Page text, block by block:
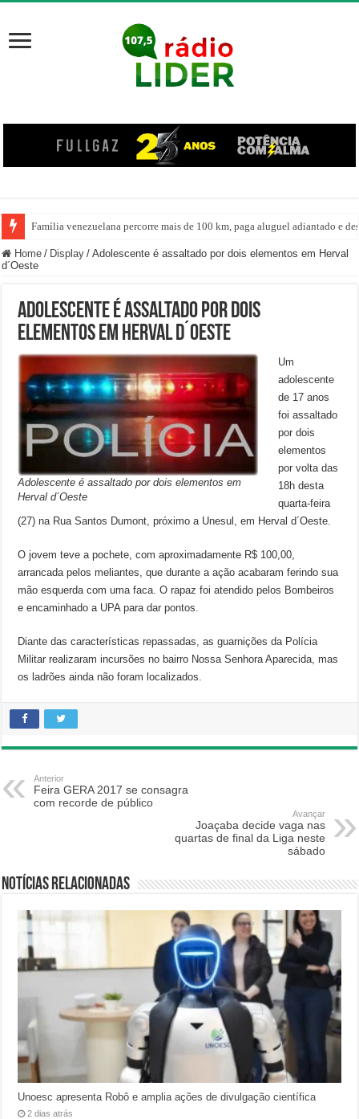
Família venezuelana percorre mais de 100 km, paga aluguel adiantado e
Home / Display / Adolescente é assaltado por dois elementos em Herval
d´Oeste
Adolescente é assaltado por dois
elementos em Herval d´Oeste
Adolescente é assaltado por dois elementos em
Herval d´Oeste
Um
adolescente
de 17 anos
foi assaltado
por dois
elementos
por volta das
18h desta
quarta-feira
(27) na Rua Santos Dumont, próximo a Unesul, em Herval d´Oeste.
O jovem teve a pochete, com aproximadamente R$ 100,00,
arrancada pelos meliantes, que durante a ação acabaram ferindo sua
mão esquerda com uma faca. O rapaz foi atendido pelos Bombeiros
e encaminhado a UPA para dar pontos.
Diante das características repassadas, as guarnições da Polícia
Militar realizaram incursões no bairro Nossa Senhora Aparecida, mas
os ladrões ainda não foram localizados.
Anterior
Feira GERA 2017 se consagra
com recorde de público
Avançar
Joaçaba decide vaga nas
quartas de final da Liga neste
sábado
Notícias relacionadas
Unoesc apresenta Robô e amplia ações de divulgação científica
2 dias atrás